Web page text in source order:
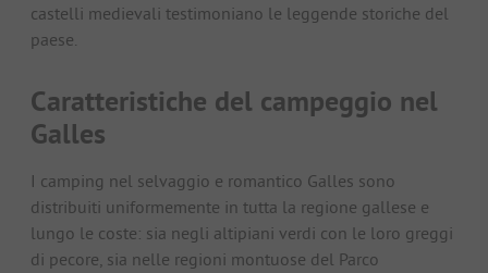
castelli medievali testimoniano le leggende storiche del
paese.
Caratteristiche del campeggio nel
Galles
I camping nel selvaggio e romantico Galles sono
distribuiti uniformemente in tutta la regione gallese e
lungo le coste: sia negli altipiani verdi con le loro greggi
di pecore, sia nelle regioni montuose del Parco